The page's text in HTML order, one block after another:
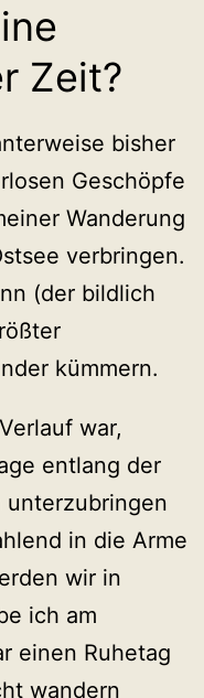
Zeit?
bisher
Geschöpfe
Wanderung
verbringen.
(der bildlich
kümmern.
war,
entlang der
in die Arme
wir in
ich am
einen Ruhetag
wandern